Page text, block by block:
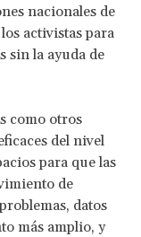
nacionales de
activistas para
sin la ayuda de
como otros
del nivel
para que las
de
datos
más amplio, y